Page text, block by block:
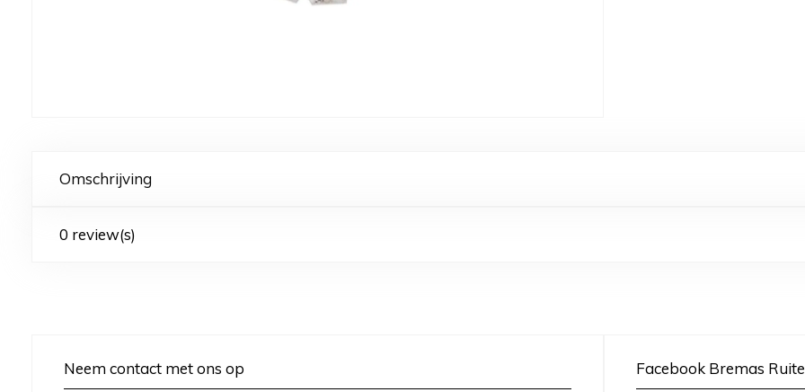
Omschrijving
0 review(s)
Neem contact met ons op Facebook Bremas